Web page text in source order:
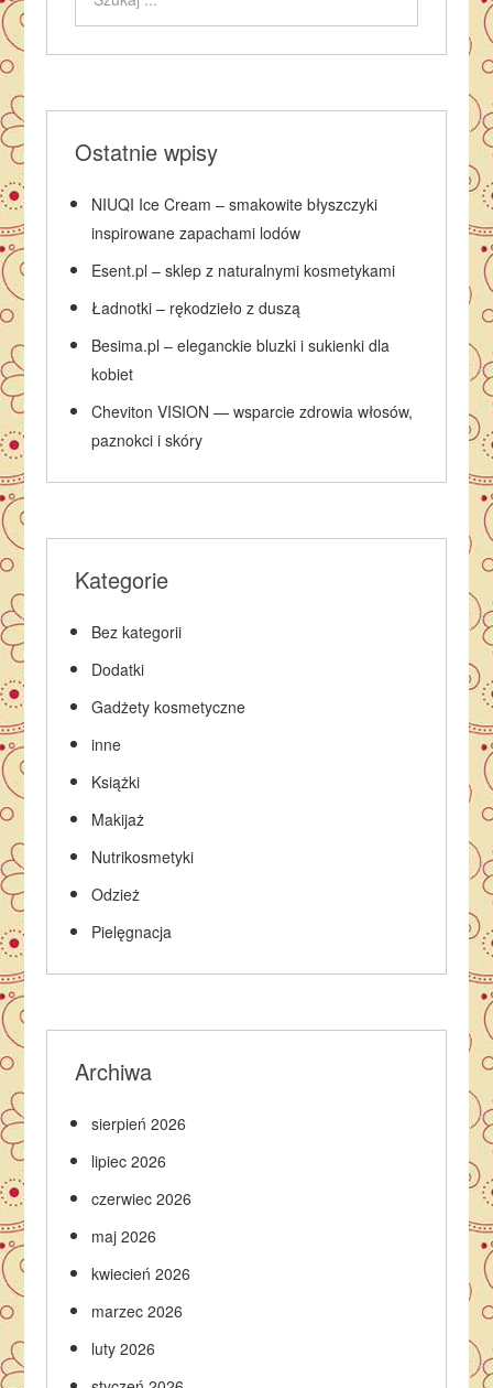
Ostatnie wpisy
NIUQI Ice Cream – smakowite błyszczyki
inspirowane zapachami lodów
Esent.pl – sklep z naturalnymi kosmetykami
Ładnotki – rękodzieło z duszą
Besima.pl – eleganckie bluzki i sukienki dla
kobiet
Cheviton VISION — wsparcie zdrowia włosów,
paznokci i skóry
Kategorie
Bez kategorii
Dodatki
Gadżety kosmetyczne
inne
Książki
Makijaż
Nutrikosmetyki
Odzież
Pielęgnacja
Archiwa
sierpień 2026
lipiec 2026
czerwiec 2026
maj 2026
kwiecień 2026
marzec 2026
luty 2026